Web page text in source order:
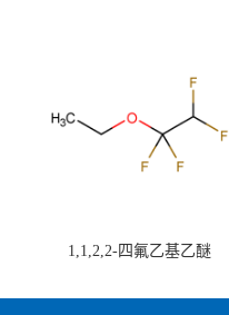
1,1,2,2-四氟乙基乙醚